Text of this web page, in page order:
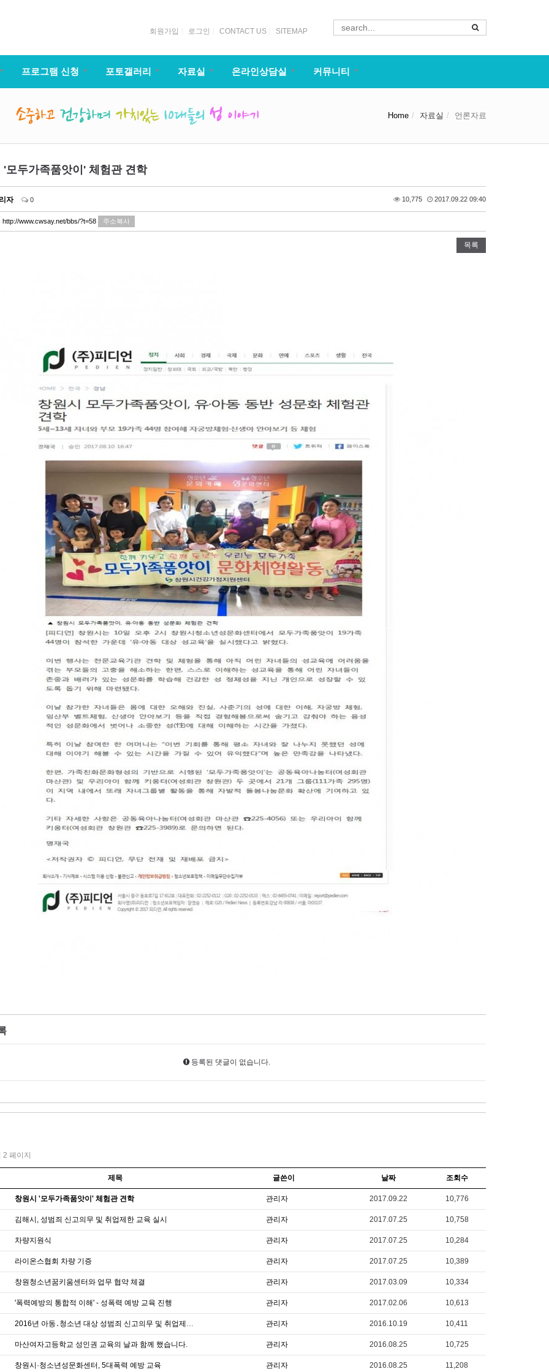
회원가입 로그인 CONTACT US SITEMAP
프로그램 신청 포토갤러리 자료실 온라인상담실 커뮤니티
Home 자료실 언론자료
'모두가족품앗이' 체험관 견학
자 0 10,775 2017.09.22 09:40
http://www.cwsay.net/bbs/?t=58 주소복사
목록
등록된 댓글이 없습니다.
2 페이지
제목 글쓴이 날짜 조회수
창원시 '모두가족품앗이' 체험관 견학 관리자 2017.09.22 10,776
김해시, 성범죄 신고의무 및 취업제한 교육 실시 관리자 2017.07.25 10,758
차량지원식 관리자 2017.07.25 10,284
라이온스협회 차량 기증 관리자 2017.07.25 10,389
창원청소년꿈키움센터와 업무 협약 체결 관리자 2017.03.09 10,334
'폭력예방의 통합적 이해' - 성폭력 예방 교육 진행 관리자 2017.02.06 10,613
2016년 아동․청소년 대상 성범죄 신고의무 및 취업제한 맞춤형 홍보교육 관리자 2016.10.19 10,411
마산여자고등학교 성인권 교육의 날과 함께 했습니다. 관리자 2016.08.25 10,725
창원시·청소년성문화센터, 5대폭력 예방 교육 관리자 2016.08.25 11,208